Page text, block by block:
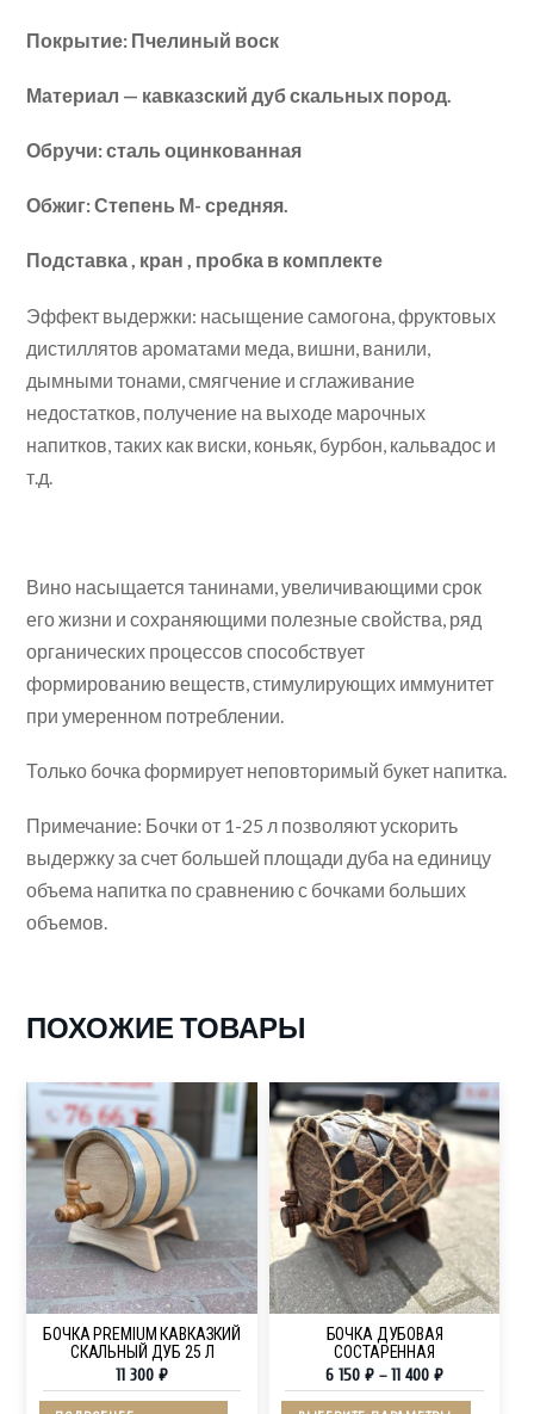
Покрытие: Пчелиный воск
Материал — кавказский дуб скальных пород.
Обручи: сталь оцинкованная
Обжиг: Степень М- средняя.
Подставка , кран , пробка в комплекте
Эффект выдержки: насыщение самогона, фруктовых
дистиллятов ароматами меда, вишни, ванили,
дымными тонами, смягчение и сглаживание
недостатков, получение на выходе марочных
напитков, таких как виски, коньяк, бурбон, кальвадос и
т.д.
Вино насыщается танинами, увеличивающими срок
его жизни и сохраняющими полезные свойства, ряд
органических процессов способствует
формированию веществ, стимулирующих иммунитет
при умеренном потреблении.
Только бочка формирует неповторимый букет напитка.
Примечание: Бочки от 1-25 л позволяют ускорить
выдержку за счет большей площади дуба на единицу
объема напитка по сравнению с бочками больших
объемов.
ПОХОЖИЕ ТОВАРЫ
БОЧКА PREMIUM КАВКАЗКИЙ
СКАЛЬНЫЙ ДУБ 25 Л
11 300₽
БОЧКА ДУБОВАЯ
СОСТАРЕННАЯ
6 150₽ –11 400₽